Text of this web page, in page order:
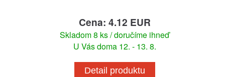
Cena: 4.12 EUR
Skladom 8 ks / doručíme ihneď
U Vás doma 12. - 13. 8.
Detail produktu